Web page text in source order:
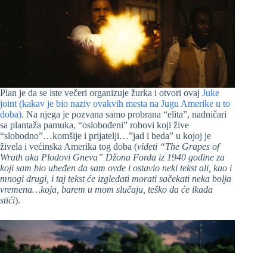
Plan je da se iste večeri organizuje žurka i otvori ovaj Juke
joint (kakav je bio naziv ovakvih mesta na Jugu Amerike u to
doba). Na njega je pozvana samo probrana “elita”, nadničari
sa plantaža pamuka, “oslobođeni” robovi koji žive
“slobodno”…komšije i prijatelji…”jad i beda” u kojoj je
živela i većinska Amerika tog doba (videti “The Grapes of
Wrath aka Plodovi Gneva” Džona Forda iz 1940 godine za
koji sam bio ubeđen da sam ovde i ostavio neki tekst ali, kao i
mnogi drugi, i taj tekst će izgledati morati sačekati neka bolja
vremena…koja, barem u mom slučaju, teško da će ikada
stići).